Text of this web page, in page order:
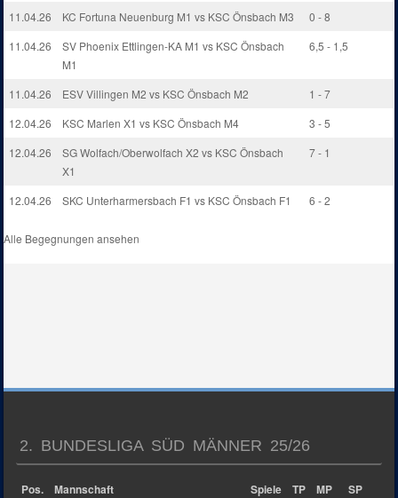
11.04.26 KC Fortuna Neuenburg M1 vs KSC Önsbach M3
0 - 8
11.04.26
SV Phoenix Ettlingen-KA M1 vs KSC Önsbach
M1
6,5 - 1,5
11.04.26 ESV Villingen M2 vs KSC Önsbach M2
1 - 7
12.04.26
KSC Marlen X1 vs KSC Önsbach M4
3 - 5
12.04.26
SG Wolfach/Oberwolfach X2 vs KSC Önsbach
X1
7 - 1
12.04.26 SKC Unterharmersbach F1 vs KSC Önsbach F1 6 - 2
Alle Begegnungen ansehen
2. BUNDESLIGA SÜD MÄNNER 25/26
Pos. Mannschaft Spiele TP MP SP